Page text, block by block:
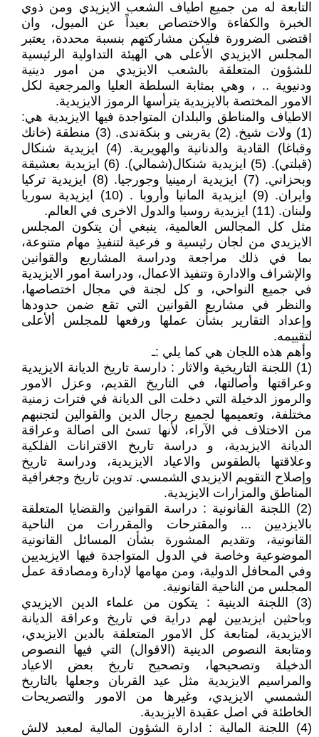
التابعة له من جميع اطياف الشعب الايزيدي ومن ذوي
الخبرة والكفاءة والاختصاص بعيداً عن الميول، وان
اقتضى الضرورة فليكن مشاركتهم بنسبة محددة، يعتبر
المجلس الايزيدي الأعلى هي الهيئة التداولية الرئيسية
للشؤون المتعلقة بالشعب الايزيدي من امور دينية
ودنيوية .. ، وهي بمثابة السلطة العليا والمرجعية لكل
الامور المختصة بالايزيدية يترأسها الرموز الايزيدية.
الاطياف والمناطق والبلدان المتواجدة فيها الايزيدية هي:
(1) ولات شيخ. (2) بةربنى و بنكةندى. (3) منطقة (خانك
وقباغا) القادية والدنانية والهويرية. (4) ايزيدية شنكال
(قبلتي). (5) ايزيدية شنكال(شمالي). (6) ايزيدية بعشيقة
وبحزاني. (7) ايزيدية ارمينيا وجورجيا. (8) ايزيدية تركيا
وايران. (9) ايزيدية المانيا وأروبا . (10) ايزيدية سوريا
ولبنان. (11) ايزيدية روسيا والدول الاخرى في العالم.
مثل كل المجالس العالمية، ينبغي أن يتكون المجلس
الايزيدي من لجان رئيسية و فرعية لتنفيذِ مهام متنوعة،
بما في ذلك مراجعة ودراسة المشاريع والقوانين
والإشراف والادارة وتنفيذ الاعمال، ودراسة امور الايزيدية
في جميع النواحي، و كل لجنة في مجال اختصاصها،
والنظر في مشاريع القوانين التي تقع ضمن حدودها
وإعداد التقارير بشأن عملها ورفعها للمجلس ألأعلى
لتقييمه.
وأهم هذه اللجان هي كما يلي :ـ
(1) اللجنة التاريخية والاثار : دارسة تاريخ الديانة الايزيدية
وعراقتها وأصالتها، في التاريخ القديم، وعزل الامور
والرموز الدخيلة التي دخلت الى الديانة في فترات زمنية
مختلفة، وتعميمها لجميع رجال الدين والقوالين لتجنبهم
من الاختلاف في الآراء، لأنها تسئ الى اصالة وعراقة
الديانة الايزيدية، و دراسة تاريخ الاقترانات الفلكية
وعلاقتها بالطقوس والاعياد الايزيدية، ودراسة تاريخ
وإصلاح التقويم الايزيدي الشمسي. تدوين تاريخ وجغرافية
المناطق والمزارات الايزيدية.
(2) اللجنة القانونية : دراسة القوانين والقضايا المتعلقة
بالايزديين ... والمقترحات والمقررات من الناحية
القانونية، وتقديم المشورة بشأن المسائل القانونية
الموضوعية وخاصة في الدول المتواجدة فيها الايزيديين
وفي المحافل الدولية، ومن مهامها لإدارة ومصادقة عمل
المجلس من الناحية القانونية.
(3) اللجنة الدينية : يتكون من علماء الدين الايزيدي
وباحثين ايزيديين لهم دراية في تاريخ وعراقة الديانة
الايزيدية، لمتابعة كل الامور المتعلقة بالدين الايزيدي،
ومتابعة النصوص الدينية (الاقوال) التي فيها النصوص
الدخيلة وتصحيحها، وتصحيح تاريخ بعض الاعياد
والمراسيم الايزيدية مثل عيد القربان وجعلها بالتاريخ
الشمسي الايزيدي، وغيرها من الامور والتصريحات
الخاطئة في اصل عقيدة الايزيدية.
(4) اللجنة المالية : ادارة الشؤون المالية لمعبد لالش